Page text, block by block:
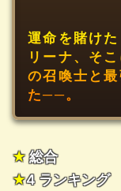
運命を賭け
リーナ、そ
の召喚士と
た──。
★総合
★4 ランキング